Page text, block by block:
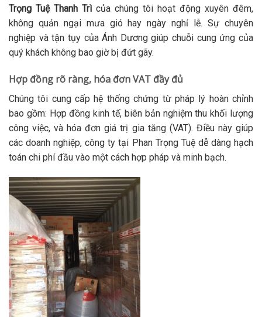
Trọng Tuệ Thanh Trì của chúng tôi hoạt động xuyên đêm,
không quản ngại mưa gió hay ngày nghỉ lễ. Sự chuyên
nghiệp và tận tụy của Ánh Dương giúp chuỗi cung ứng của
quý khách không bao giờ bị đứt gãy.
Hợp đồng rõ ràng, hóa đơn VAT đầy đủ
Chúng tôi cung cấp hệ thống chứng từ pháp lý hoàn chỉnh
bao gồm: Hợp đồng kinh tế, biên bản nghiệm thu khối lượng
công việc, và hóa đơn giá trị gia tăng (VAT). Điều này giúp
các doanh nghiệp, công ty tại Phan Trọng Tuệ dễ dàng hạch
toán chi phí đầu vào một cách hợp pháp và minh bạch.